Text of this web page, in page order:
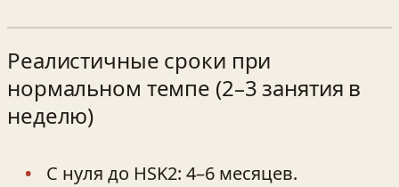
Реалистичные сроки при
нормальном темпе (2–3 занятия в
неделю)
С нуля до HSK2: 4–6 месяцев.